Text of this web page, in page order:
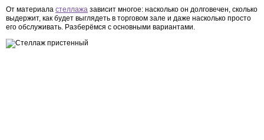
От материала стеллажа зависит многое: насколько он долговечен, сколько
выдержит, как будет выглядеть в торговом зале и даже насколько просто
его обслуживать. Разберёмся с основными вариантами.